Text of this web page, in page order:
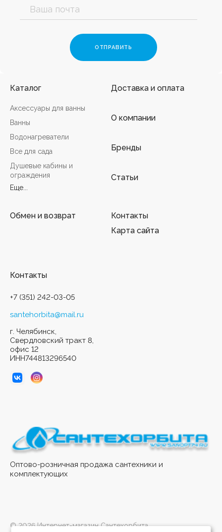
Оптово-розничная продажа сантехники и
комплектующих
Каталог
Аксессуары для ванны
Ванны
Водонагреватели
Все для сада
Душевые кабины и
ограждения
Еще...
Доставка и оплата
О компании
Бренды
Статьи
Обмен и возврат
Контакты
Карта сайта
Контакты
+7 (351) 242-03-05
santehorbita@mail.ru
г. Челябинск,
Свердловский тракт 8,
офис 12
ИНН744813296540
© 2026 Интернет-магазин Сантехорбита